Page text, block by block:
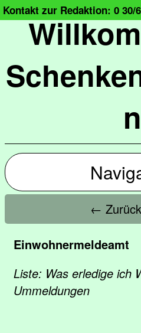
n
Kontakt zur Redaktion: 0 30/
←
Einwohnermeldeamt
Liste: Was erledige ich
Ummeldungen